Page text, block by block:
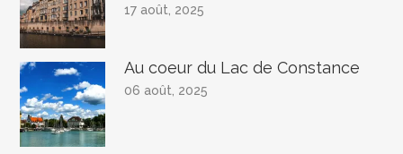
17 août, 2025
Au coeur du Lac de Constance
06 août, 2025